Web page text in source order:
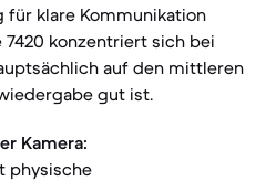
klare Kommunikation
7420 konzentriert sich bei
auf den mittleren
gut ist.
Kamera:
physische